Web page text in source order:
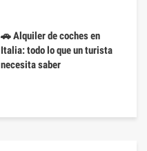
🚗 Alquiler de coches en
Italia: todo lo que un turista
necesita saber